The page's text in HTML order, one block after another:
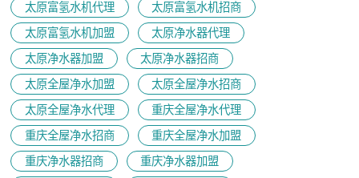
太原富氢水机代理
太原富氢水机招商
太原富氢水机加盟
太原净水器代理
太原净水器加盟
太原净水器招商
太原全屋净水加盟
太原全屋净水招商
太原全屋净水代理
重庆全屋净水代理
重庆全屋净水招商
重庆全屋净水加盟
重庆净水器招商
重庆净水器加盟